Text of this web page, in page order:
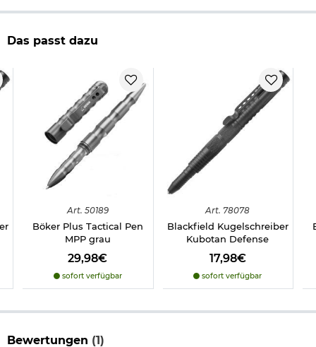
- Gewicht: ca. 39 g
- Durchmesser: ca. 1,4 cm
Herstellerinformationen
Das passt dazu
Art. 50189
Böker Plus Tactical Pen
MPP grau
29,98€
sofort verfügbar
Art. 78078
Blackfield Kugelschreiber
Kubotan Defense
17,98€
sofort verfügbar
Bewertungen (1)